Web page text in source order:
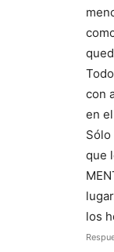
con
en
que
los